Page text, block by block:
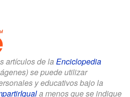
artículos de la Enciclopedia
se puede utilizar
y educativos bajo la
a menos que se indique